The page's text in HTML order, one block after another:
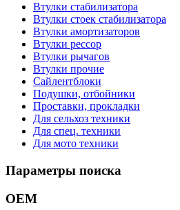
Втулки стабилизатора
Втулки стоек стабилизатора
Втулки амортизаторов
Втулки рессор
Втулки рычагов
Втулки прочие
Сайлентблоки
Подушки, отбойники
Проставки, прокладки
Для сельхоз техники
Для спец. техники
Для мото техники
Параметры поиска
ОЕМ